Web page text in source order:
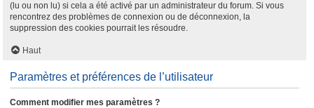
(lu ou non lu) si cela a été activé par un administrateur du forum. Si vous
rencontrez des problèmes de connexion ou de déconnexion, la
suppression des cookies pourrait les résoudre.
Haut
Paramètres et préférences de l’utilisateur
Comment modifier mes paramètres ?